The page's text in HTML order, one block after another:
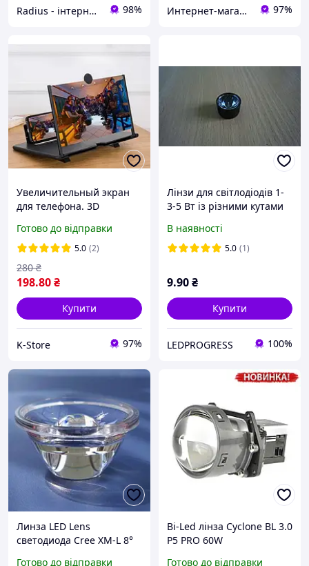
Radius - інтернет магазин. 98% Интернет-магазин Tele-Radio | Теле-Радио товары.Приборы,мультиметры,градусники,паяльники и др. 97%
Увеличительный экран
для телефона. 3D
Портативная 10-
дюймовая лупа для
экрана мобильного
телефона. Подстав
Готово до відправки
5.0 (2)
198.80₴
280 ₴
Купити
K-Store 97%
Лінзи для світлодіодів 1-
3-5 Вт із різними кутами
В наявності
5.0 (1)
9.90₴
Купити
LEDPROGRESS 100%
Линза LED Lens
светодиода Cree XM-L 8°
Готово до відправки
Bi-Led лінза Cyclone BL 3.0
P5 PRO 60W
Готово до відправки